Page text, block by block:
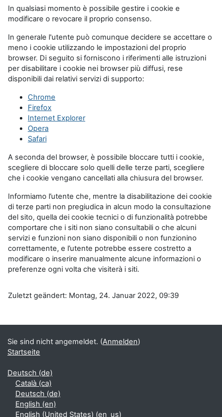
In qualsiasi momento è possibile gestire i cookie e
modificare o revocare il proprio consenso.
In generale l'utente può comunque decidere se accettare o
meno i cookie utilizzando le impostazioni del proprio
browser. Di seguito si forniscono i riferimenti alle istruzioni
per disabilitare i cookie nei browser più diffusi, rese
disponibili dai relativi servizi di supporto:
Chrome
Firefox
Internet Explorer
Opera
Safari
A seconda del browser, è possibile bloccare tutti i cookie,
scegliere di bloccare solo quelli delle terze parti, scegliere
che i cookie vengano cancellati alla chiusura del browser.
Informiamo l’utente che, mentre la disabilitazione dei cookie
di terze parti non pregiudica in alcun modo la consultazione
del sito, quella dei cookie tecnici o di funzionalità potrebbe
comportare che i siti non siano consultabili o che alcuni
servizi e funzioni non siano disponibili o non funzionino
correttamente, e l’utente potrebbe essere costretto a
modificare o inserire manualmente alcune informazioni o
preferenze ogni volta che visiterà i siti.
Zuletzt geändert: Montag, 24. Januar 2022, 09:39
Ergänzungsblöcke
Sie sind nicht angemeldet. (Anmelden)
Startseite
Deutsch ‎(de)‎
Català ‎(ca)‎
Deutsch ‎(de)‎
English ‎(en)‎
English (United States) ‎(en_us)‎